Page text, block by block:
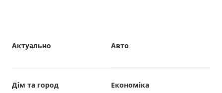
Авто
Актуально
Дім та город Економіка